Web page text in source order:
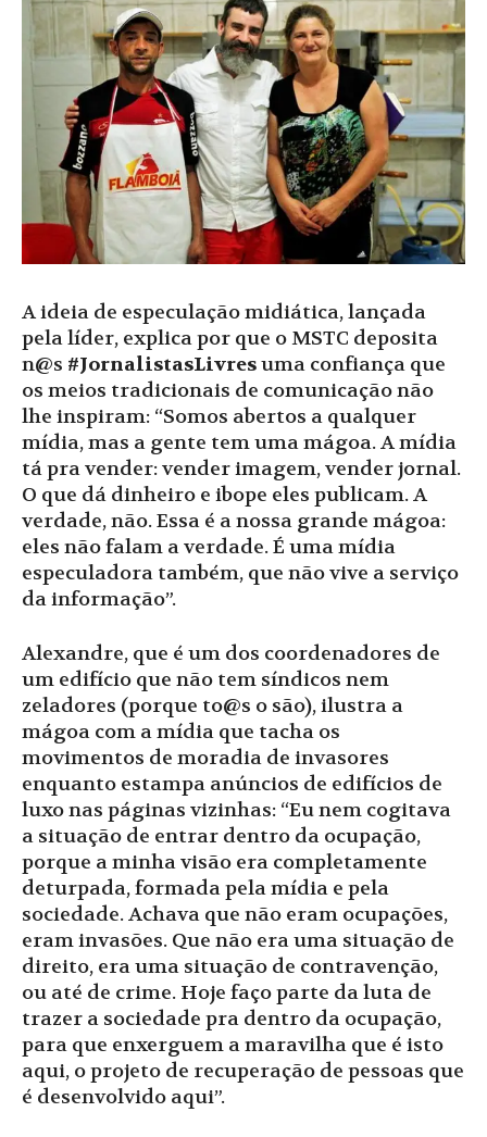
A ideia de especulação midiática, lançada
pela líder, explica por que o MSTC deposita
n@s #JornalistasLivresuma confiança que
os meios tradicionais de comunicação não
lhe inspiram: “Somos abertos a qualquer
mídia, mas a gente tem uma mágoa. A mídia
tá pra vender: vender imagem, vender jornal.
O que dá dinheiro e ibope eles publicam. A
verdade, não. Essa é a nossa grande mágoa:
eles não falam a verdade. É uma mídia
especuladora também, que não vive a serviço
da informação”.
Alexandre, que é um dos coordenadores de
um edifício que não tem síndicos nem
zeladores (porque to@s o são), ilustra a
mágoa com a mídia que tacha os
movimentos de moradia de invasores
enquanto estampa anúncios de edifícios de
luxo nas páginas vizinhas: “Eu nem cogitava
a situação de entrar dentro da ocupação,
porque a minha visão era completamente
deturpada, formada pela mídia e pela
sociedade. Achava que não eram ocupações,
eram invasões. Que não era uma situação de
direito, era uma situação de contravenção,
ou até de crime. Hoje faço parte da luta de
trazer a sociedade pra dentro da ocupação,
para que enxerguem a maravilha que é isto
aqui, o projeto de recuperação de pessoas que
é desenvolvido aqui”.